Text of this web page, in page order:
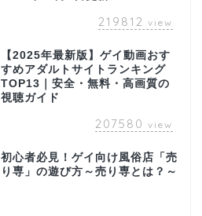
219812 view
【2025年最新版】ゲイ動画おす
すめアダルトサイトランキング
TOP13｜安全・無料・高画質の
視聴ガイド
207580 view
初心者必見！ゲイ向け風俗店「売
り専」の遊び方～売り専とは？～